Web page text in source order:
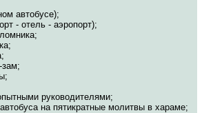
автобусе);
- отель - аэропорт);
зам;
руководителями;
на пятикратные молитвы в хараме;